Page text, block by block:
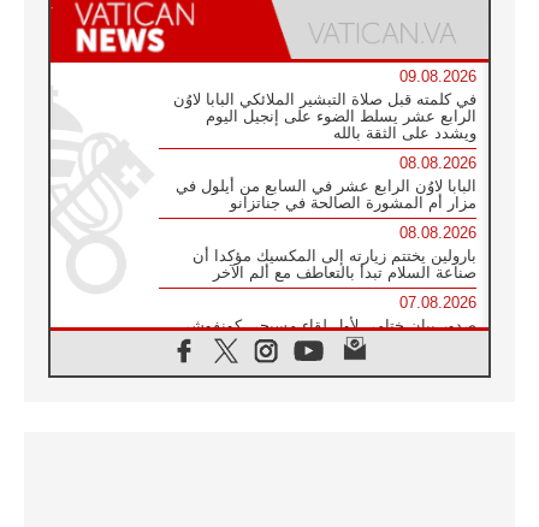
09.08.2026
في كلمته قبل صلاة التبشير الملائكي البابا لاوُن
الرابع عشر يسلط الضوء على إنجيل اليوم
ويشدد على الثقة بالله
08.08.2026
البابا لاوُن الرابع عشر في السابع من أيلول في
مزار أم المشورة الصالحة في جناتزانو
08.08.2026
بارولين يختتم زيارته إلى المكسيك مؤكدا أن
صناعة السلام تبدأ بالتعاطف مع ألم الآخر
07.08.2026
صدور بيان ختامي لأول لقاء مسيحي كونفوشي
بمشاركة الدائرة الفاتيكانية للحوار بين الأديان
07.08.2026